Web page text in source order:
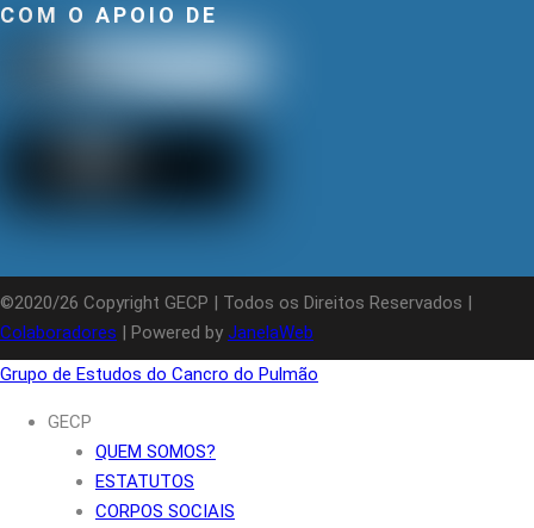
COM O APOIO DE
©2020/26 Copyright GECP | Todos os Direitos Reservados |
Colaboradores | Powered by JanelaWeb
Grupo de Estudos do Cancro do Pulmão
GECP
QUEM SOMOS?
ESTATUTOS
CORPOS SOCIAIS